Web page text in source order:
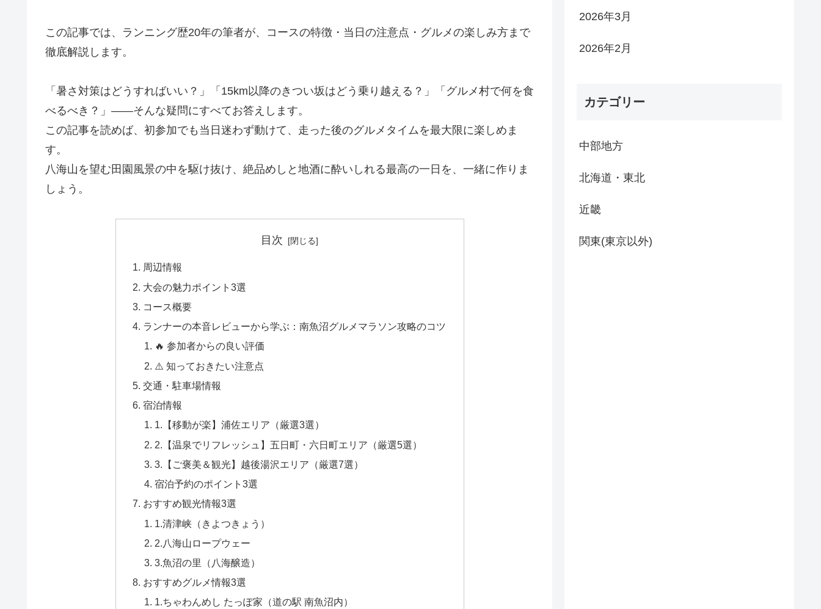
この記事では、ランニング歴20年の筆者が、コースの特徴・当日の注意点・グルメの楽しみ方まで
徹底解説します。
「暑さ対策はどうすればいい？」「15km以降のきつい坂はどう乗り越える？」「グルメ村で何を食
べるべき？」——そんな疑問にすべてお答えします。
この記事を読めば、初参加でも当日迷わず動けて、走った後のグルメタイムを最大限に楽しめま
す。
八海山を望む田園風景の中を駆け抜け、絶品めしと地酒に酔いしれる最高の一日を、一緒に作りま
しょう。
目次
周辺情報
大会の魅力ポイント3選
コース概要
ランナーの本音レビューから学ぶ：南魚沼グルメマラソン攻略のコツ
🔥 参加者からの良い評価
⚠️ 知っておきたい注意点
交通・駐車場情報
宿泊情報
1.【移動が楽】浦佐エリア（厳選3選）
2.【温泉でリフレッシュ】五日町・六日町エリア（厳選5選）
3.【ご褒美＆観光】越後湯沢エリア（厳選7選）
宿泊予約のポイント3選
おすすめ観光情報3選
1.清津峡（きよつきょう）
2.八海山ロープウェー
3.魚沼の里（八海醸造）
おすすめグルメ情報3選
1.ちゃわんめし たっぽ家（道の駅 南魚沼内）
2026年3月
2026年2月
カテゴリー
中部地方
北海道・東北
近畿
関東(東京以外)